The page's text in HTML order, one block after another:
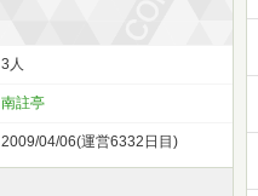
3人
南註亭
2009/04/06(運営6332日目)